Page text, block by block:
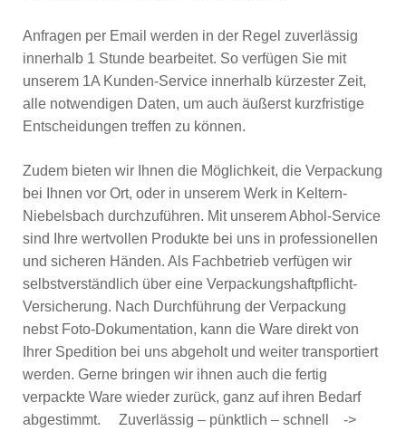
Anfragen per Email werden in der Regel zuverlässig
innerhalb 1 Stunde bearbeitet. So verfügen Sie mit
unserem 1A Kunden-Service innerhalb kürzester Zeit,
alle notwendigen Daten, um auch äußerst kurzfristige
Entscheidungen treffen zu können.
Zudem bieten wir Ihnen die Möglichkeit, die Verpackung
bei Ihnen vor Ort, oder in unserem Werk in Keltern-
Niebelsbach durchzuführen. Mit unserem Abhol-Service
sind Ihre wertvollen Produkte bei uns in professionellen
und sicheren Händen. Als Fachbetrieb verfügen wir
selbstverständlich über eine Verpackungshaftpflicht-
Versicherung. Nach Durchführung der Verpackung
nebst Foto-Dokumentation, kann die Ware direkt von
Ihrer Spedition bei uns abgeholt und weiter transportiert
werden. Gerne bringen wir ihnen auch die fertig
verpackte Ware wieder zurück, ganz auf ihren Bedarf
abgestimmt. Zuverlässig – pünktlich – schnell ->